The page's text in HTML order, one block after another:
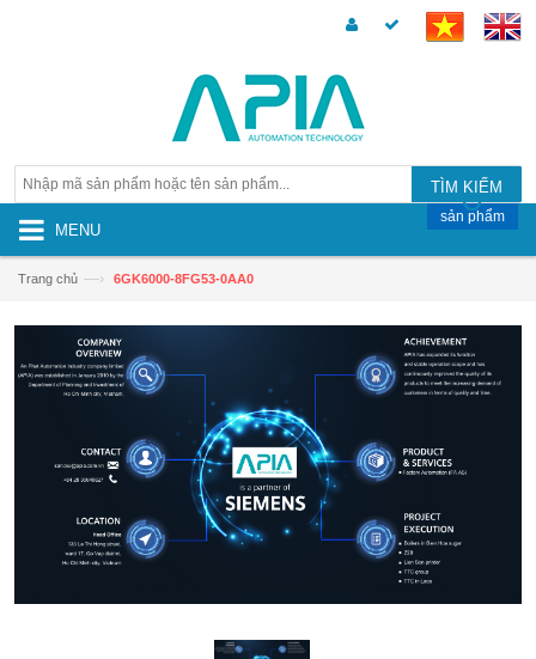
TÌM KIẾM
MENU
sản phẩm
Trang chủ —› 6GK6000-8FG53-0AA0